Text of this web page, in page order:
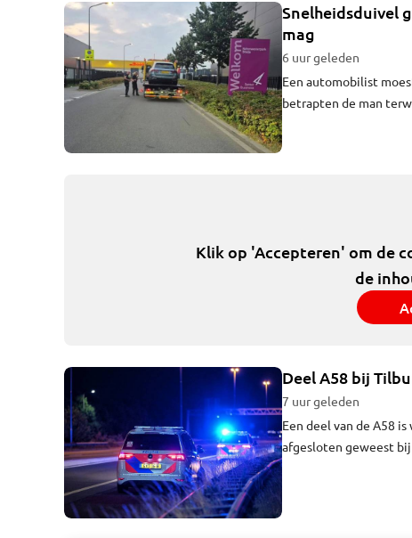
Snelheidsduivel
mag
6 uur geleden
Een automobilist
betrapten de man
Klik op 'Accepteren' om de
de
Deel A58 bij
7 uur geleden
Een deel van de A58
afgesloten geweest